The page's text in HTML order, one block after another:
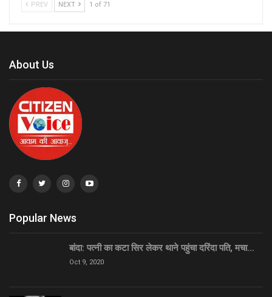
PREV NEXT 1 of 71
About Us
Popular News
बांदा: पत्नी का कटा सिर लेकर थाने पहुंचा दरिंदा पति, मचा…
Oct 9, 2020